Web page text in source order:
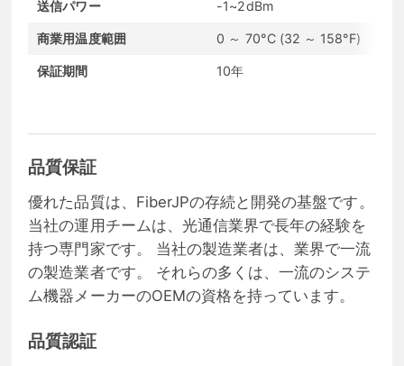
送信パワー -1~2dBm
商業用温度範囲 0 ～ 70°C (32 ～ 158°F)
保証期間 10年
品質保証
優れた品質は、FiberJPの存続と開発の基盤です。
当社の運用チームは、光通信業界で長年の経験を
持つ専門家です。 当社の製造業者は、業界で一流
の製造業者です。 それらの多くは、一流のシステ
ム機器メーカーのOEMの資格を持っています。
品質認証